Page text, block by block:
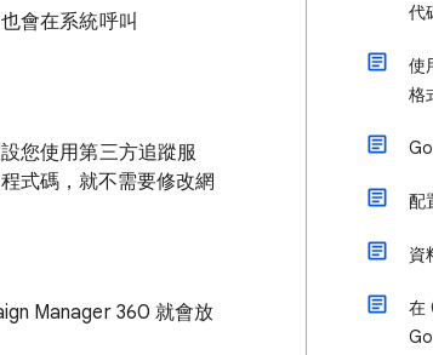
會在系統呼叫
您使用第三方追蹤服
式碼，就不需要修改網
Manager 360 就會放
代
使
格
配
資
在